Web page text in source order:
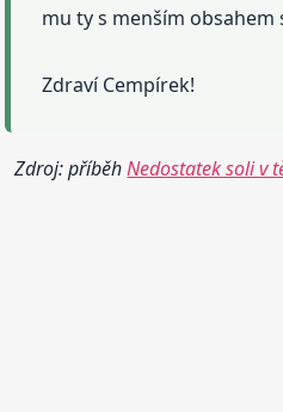
mu ty s menším obsahem
Zdraví Cempírek!
Zdroj: příběhNedostatek soli v